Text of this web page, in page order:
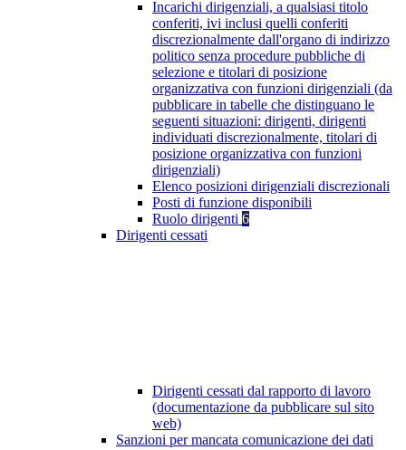
Incarichi dirigenziali, a qualsiasi titolo
conferiti, ivi inclusi quelli conferiti
discrezionalmente dall'organo di indirizzo
politico senza procedure pubbliche di
selezione e titolari di posizione
organizzativa con funzioni dirigenziali (da
pubblicare in tabelle che distinguano le
seguenti situazioni: dirigenti, dirigenti
individuati discrezionalmente, titolari di
posizione organizzativa con funzioni
dirigenziali)
Elenco posizioni dirigenziali discrezionali
Posti di funzione disponibili
Ruolo dirigenti 6
Dirigenti cessati
Dirigenti cessati dal rapporto di lavoro
(documentazione da pubblicare sul sito
web)
Sanzioni per mancata comunicazione dei dati